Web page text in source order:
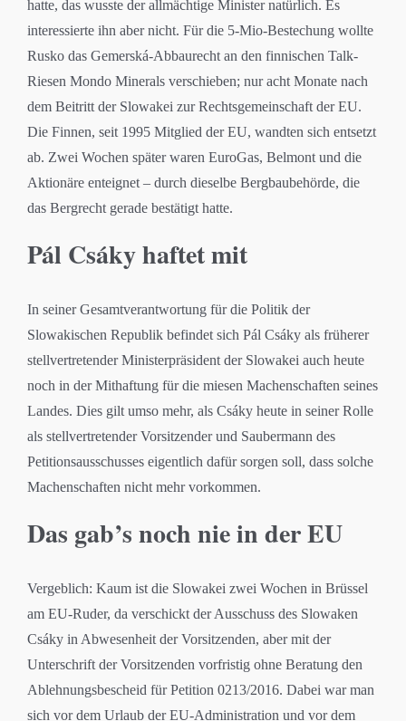
hatte, das wusste der allmächtige Minister natürlich. Es
interessierte ihn aber nicht. Für die 5-Mio-Bestechung wollte
Rusko das Gemerská-Abbaurecht an den finnischen Talk-
Riesen Mondo Minerals verschieben; nur acht Monate nach
dem Beitritt der Slowakei zur Rechtsgemeinschaft der EU.
Die Finnen, seit 1995 Mitglied der EU, wandten sich entsetzt
ab. Zwei Wochen später waren EuroGas, Belmont und die
Aktionäre enteignet – durch dieselbe Bergbaubehörde, die
das Bergrecht gerade bestätigt hatte.
Pál Csáky haftet mit
In seiner Gesamtverantwortung für die Politik der
Slowakischen Republik befindet sich Pál Csáky als früherer
stellvertretender Ministerpräsident der Slowakei auch heute
noch in der Mithaftung für die miesen Machenschaften seines
Landes. Dies gilt umso mehr, als Csáky heute in seiner Rolle
als stellvertretender Vorsitzender und Saubermann des
Petitionsausschusses eigentlich dafür sorgen soll, dass solche
Machenschaften nicht mehr vorkommen.
Das gab’s noch nie in der EU
Vergeblich: Kaum ist die Slowakei zwei Wochen in Brüssel
am EU-Ruder, da verschickt der Ausschuss des Slowaken
Csáky in Abwesenheit der Vorsitzenden, aber mit der
Unterschrift der Vorsitzenden vorfristig ohne Beratung den
Ablehnungsbescheid für Petition 0213/2016. Dabei war man
sich vor dem Urlaub der EU-Administration und vor dem